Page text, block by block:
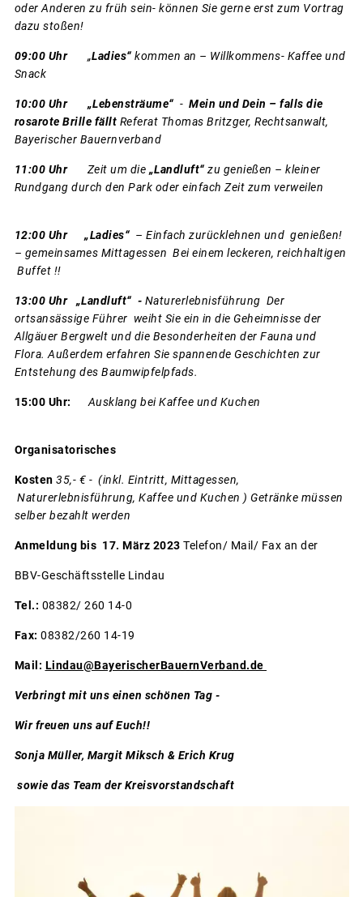
oder Anderen zu früh sein- können Sie gerne erst zum Vortrag
dazu stoßen!
09:00 Uhr „Ladies“ kommen an – Willkommens- Kaffee und
Snack
10:00 Uhr „Lebensträume“ - Mein und Dein – falls die
rosarote Brille fällt Referat Thomas Britzger, Rechtsanwalt,
Bayerischer Bauernverband
11:00 Uhr Zeit um die „Landluft“ zu genießen – kleiner
Rundgang durch den Park oder einfach Zeit zum verweilen
12:00 Uhr „Ladies“ – Einfach zurücklehnen und genießen!
– gemeinsames Mittagessen Bei einem leckeren, reichhaltigen
Buffet !!
13:00 Uhr „Landluft“ - Naturerlebnisführung Der
ortsansässige Führer weiht Sie ein in die Geheimnisse der
Allgäuer Bergwelt und die Besonderheiten der Fauna und
Flora. Außerdem erfahren Sie spannende Geschichten zur
Entstehung des Baumwipfelpfads.
15:00 Uhr: Ausklang bei Kaffee und Kuchen
Organisatorisches
Kosten 35,- € - (inkl. Eintritt, Mittagessen,
Naturerlebnisführung, Kaffee und Kuchen ) Getränke müssen
selber bezahlt werden
Anmeldung bis 17. März 2023 Telefon/ Mail/ Fax an der
BBV-Geschäftsstelle Lindau
Tel.: 08382/ 260 14-0
Fax: 08382/260 14-19
Mail: Lindau@BayerischerBauernVerband.de
Verbringt mit uns einen schönen Tag -
Wir freuen uns auf Euch!!
Sonja Müller, Margit Miksch & Erich Krug
sowie das Team der Kreisvorstandschaft